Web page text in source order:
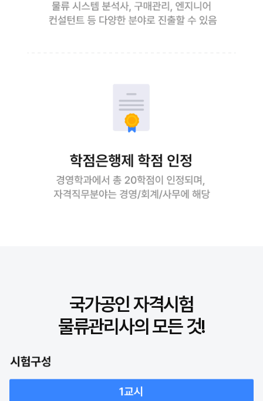
국가공인 자격시험
물류관리사의 모든 것!